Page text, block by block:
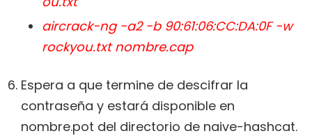
aircrack-ng -a2 -b 90:61:06:CC:DA:0F -w
rockyou.txt nombre.cap
Espera a que termine de descifrar la
contraseña y estará disponible en
nombre.pot del directorio de naive-hashcat.